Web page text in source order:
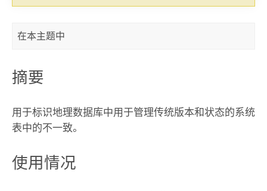
在本主题中
摘要
用于标识地理数据库中用于管理传统版本和状态的系统
表中的不一致。
使用情况